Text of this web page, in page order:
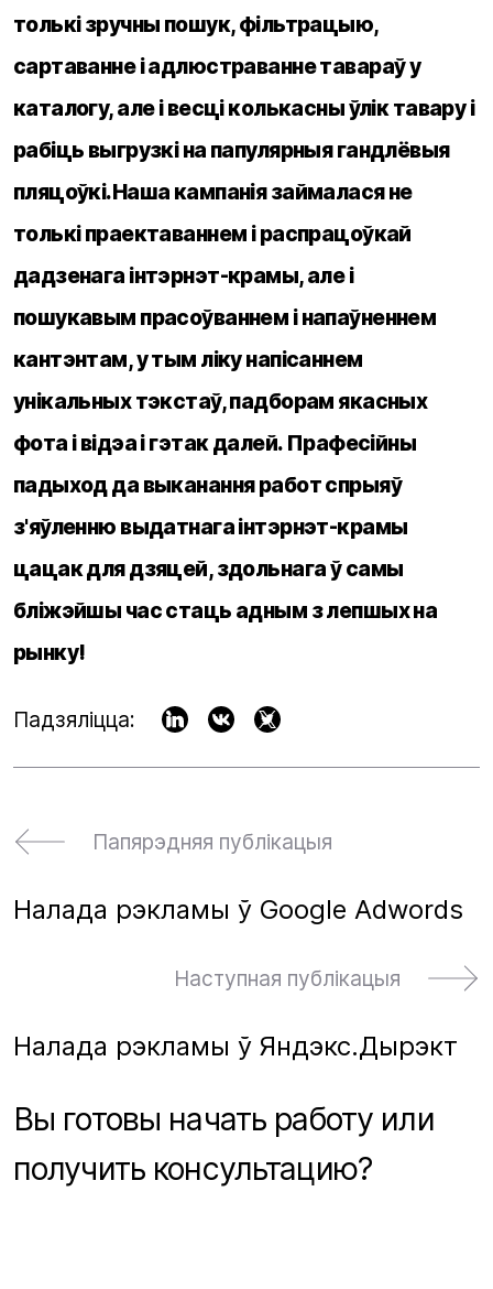
толькі зручны пошук, фільтрацыю,
сартаванне і адлюстраванне тавараў у
каталогу, але і весці колькасны ўлік тавару і
рабіць выгрузкі на папулярныя гандлёвыя
пляцоўкі.Наша кампанія займалася не
толькі праектаваннем і распрацоўкай
дадзенага інтэрнэт-крамы, але і
пошукавым прасоўваннем і напаўненнем
кантэнтам, у тым ліку напісаннем
унікальных тэкстаў, падборам якасных
фота і відэа і гэтак далей. Прафесійны
падыход да выканання работ спрыяў
з'яўленню выдатнага інтэрнэт-крамы
цацак для дзяцей, здольнага ў самы
бліжэйшы час стаць адным з лепшых на
рынку!
Падзяліцца:
Папярэдняя публікацыя
Налада рэкламы ў Google Adwords
Наступная публікацыя
Налада рэкламы ў Яндэкс.Дырэкт
Вы готовы начать работу или
получить консультацию?